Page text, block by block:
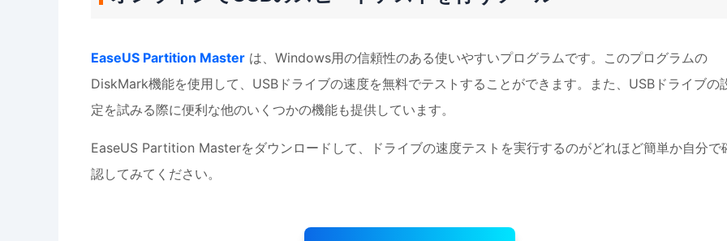
EaseUS Partition Master は、Windows用の信頼性のある使いやすいプログラムです。このプログラムの
DiskMark機能を使用して、USBドライブの速度を無料でテストすることができます。また、USBドライブの
定を試みる際に便利な他のいくつかの機能も提供しています。
EaseUS Partition Masterをダウンロードして、ドライブの速度テストを実行するのがどれほど簡単か自分で
認してみてください。